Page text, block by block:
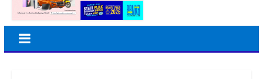
Pertamina Patra Niaga Regional Sumbagut Sabet 7
Penghargaan ISRA 2026, Komitmen Nyata Kontribusi